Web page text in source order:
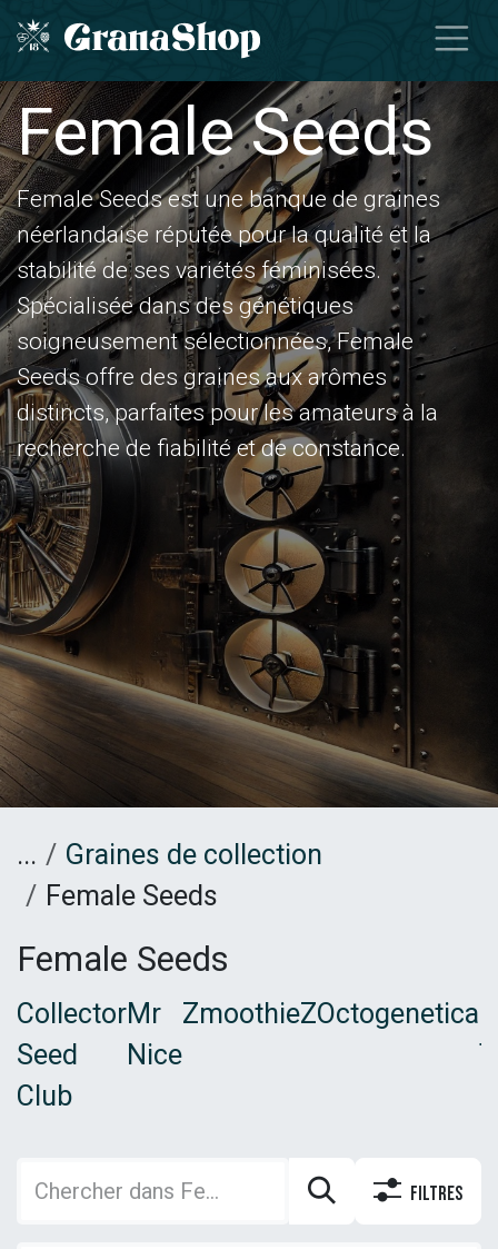
Se rendre au contenu
Female Seeds
Female Seeds est une banque de graines
néerlandaise réputée pour la qualité et la
stabilité de ses variétés féminisées.
Spécialisée dans des génétiques
soigneusement sélectionnées, Female
Seeds offre des graines aux arômes
distincts, parfaites pour les amateurs à la
recherche de fiabilité et de constance.
...
Graines de collection
Female Seeds
Female Seeds
Collector
Seed
Club
Mr
Nice
ZmoothieZOctogenetica
Filtres